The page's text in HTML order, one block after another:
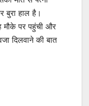
बुरा हाल है।
मौके पर पहुंची और
दिलवाने की बात